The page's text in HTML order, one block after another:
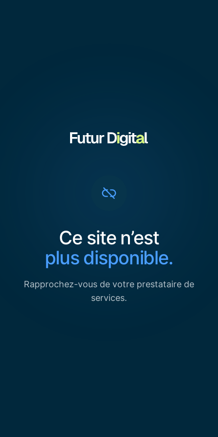
Ce site n’est
plus disponible.
Rapprochez-vous de votre prestataire de
services.